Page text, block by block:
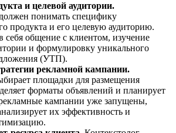
и целевой аудитории.
понимать специфику
продукта и его целевую аудиторию.
себя общение с клиентом, изучение
и формулировку уникального
(УТП).
рекламной кампании.
площадки для размещения
форматы объявлений и планирует
кампании уже запущены,
их эффективность и